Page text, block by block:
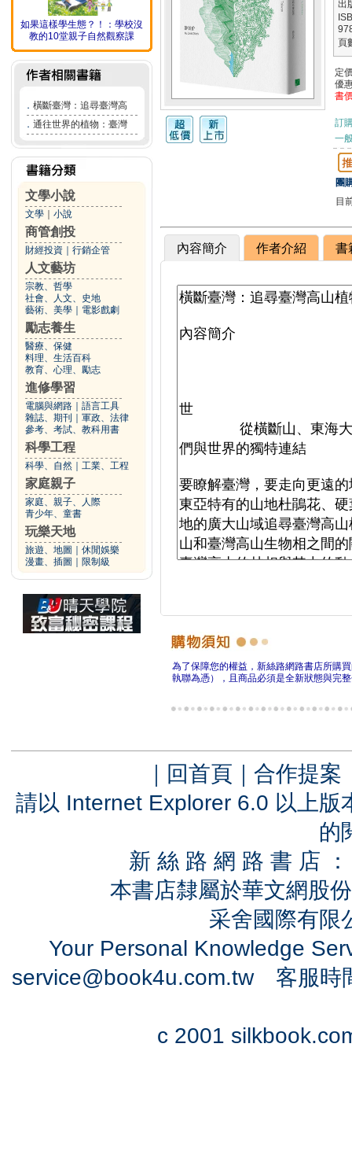
如果這樣學生態？！：學校沒
教的10堂親子自然觀察課
． 橫斷臺灣：追尋臺灣高
． 通往世界的植物：臺灣
文學小說
文學 小說
商管創投
財經投資 行銷企管
人文藝坊
宗教、哲學
社會、人文、史地
藝術、美學
電影戲劇
勵志養生
醫療、保健
料理、生活百科
教育、心理、勵志
進修學習
電腦與網路
語言工具
雜誌、期刊
軍政、法律
參考、考試、教科用書
科學工程
科學、自然 工業、工程
家庭親子
家庭、親子、人際
青少年、童書
玩樂天地
旅遊、地圖
休閒娛樂
漫畫、插圖
限制級
出
頁
定
優
書
訂
一
團
目
內容簡介 作者介紹 書
為了保障您的權益，新絲路網路書店所購
執聯為憑），且商品必須是全新狀態與完
｜ 回首頁 ｜ 合作提案
請以 Internet Explorer 6.0 以上
的
新 絲 路 網 路 書 店
本書店隸屬於華文網股
采舍國際有
Your Personal Knowledge
service@book4u.com.tw客服時
c 2001